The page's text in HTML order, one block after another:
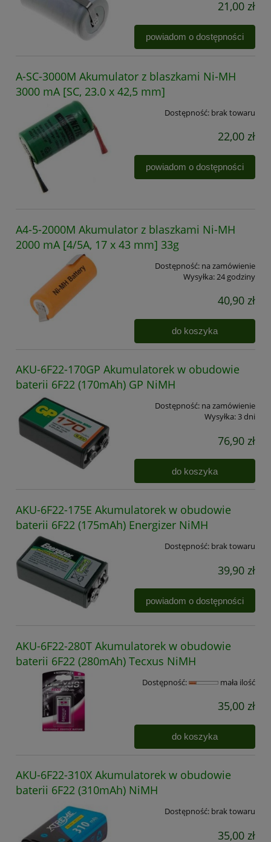
21,00 zł
powiadom o dostępności
A-SC-3000M Akumulator z blaszkami Ni-MH
3000 mA [SC, 23.0 x 42,5 mm]
Dostępność: brak towaru
22,00 zł
powiadom o dostępności
A4-5-2000M Akumulator z blaszkami Ni-MH
2000 mA [4/5A, 17 x 43 mm] 33g
Dostępność: na zamówienie
Wysyłka:24 godziny
40,90 zł
do koszyka
AKU-6F22-170GP Akumulatorek w obudowie
baterii 6F22 (170mAh) GP NiMH
Dostępność: na zamówienie
Wysyłka:3 dni
76,90 zł
do koszyka
AKU-6F22-175E Akumulatorek w obudowie
baterii 6F22 (175mAh) Energizer NiMH
Dostępność: brak towaru
39,90 zł
powiadom o dostępności
AKU-6F22-280T Akumulatorek w obudowie
baterii 6F22 (280mAh) Tecxus NiMH
Dostępność: mała ilość
35,00 zł
do koszyka
AKU-6F22-310X Akumulatorek w obudowie
baterii 6F22 (310mAh) NiMH
Dostępność: brak towaru
35,00 zł